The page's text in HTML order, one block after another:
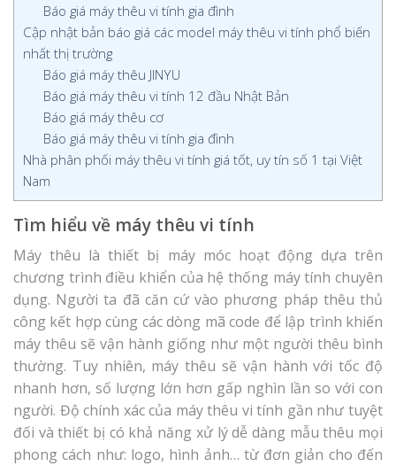
Báo giá máy thêu vi tính gia đình
Cập nhật bản báo giá các model máy thêu vi tính phổ biến
nhất thị trường
Báo giá máy thêu JINYU
Báo giá máy thêu vi tính 12 đầu Nhật Bản
Báo giá máy thêu cơ
Báo giá máy thêu vi tính gia đình
Nhà phân phối máy thêu vi tính giá tốt, uy tín số 1 tại Việt
Nam
Tìm hiểu về máy thêu vi tính
Máy thêu là thiết bị máy móc hoạt động dựa trên
chương trình điều khiển của hệ thống máy tính chuyên
dụng. Người ta đã căn cứ vào phương pháp thêu thủ
công kết hợp cùng các dòng mã code để lập trình khiến
máy thêu sẽ vận hành giống như một người thêu bình
thường. Tuy nhiên, máy thêu sẽ vận hành với tốc độ
nhanh hơn, số lượng lớn hơn gấp nghìn lần so với con
người. Độ chính xác của máy thêu vi tính gần như tuyệt
đối và thiết bị có khả năng xử lý dễ dàng mẫu thêu mọi
phong cách như: logo, hình ảnh… từ đơn giản cho đến